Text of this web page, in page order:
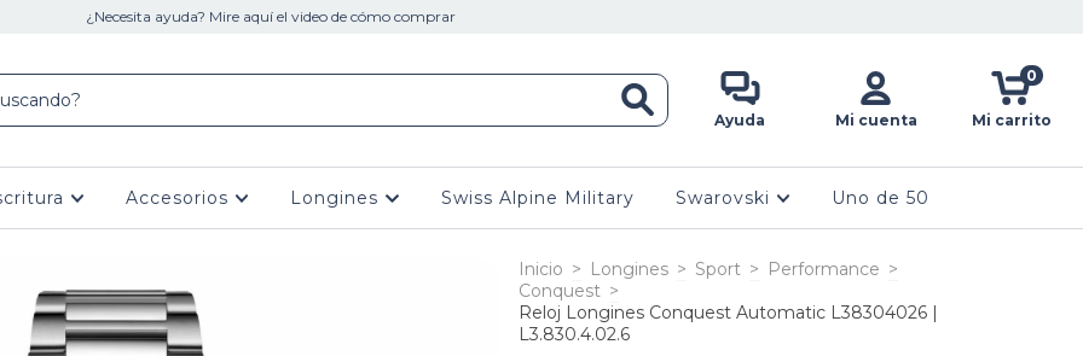
¿Necesita ayuda? Mire aquí el video de cómo comprar
Ayuda Mi cuenta Mi carrito
0
Accesorios Longines Swiss Alpine Military Swarovski Uno de 50
Inicio > Longines > Sport > Performance >
Conquest >
Reloj Longines Conquest Automatic L38304026 |
L3.830.4.02.6